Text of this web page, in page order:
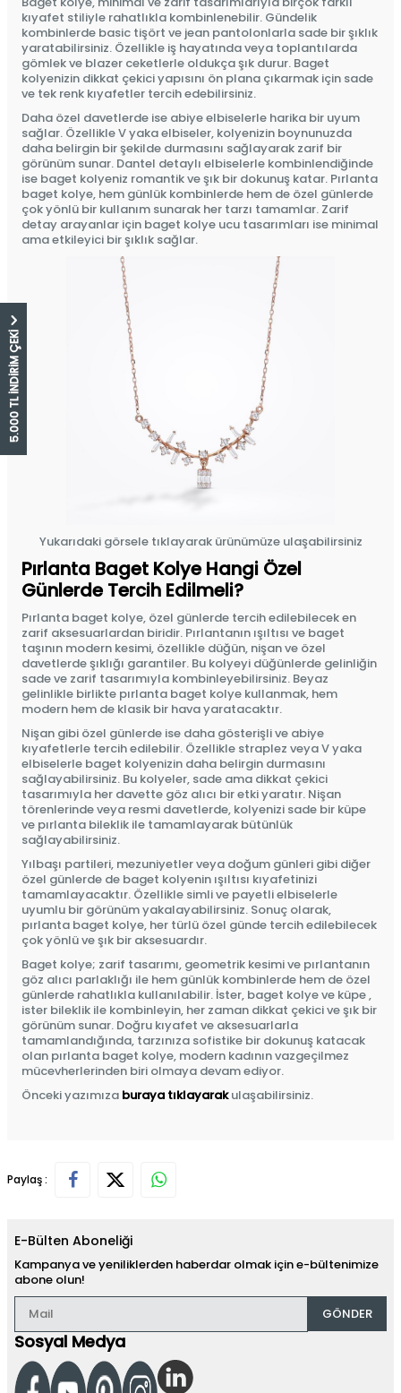
5.000 TL İNDİRİM ÇEKİ
kıyafet stiliyle rahatlıkla kombinlenebilir. Gündelik
kombinlerde basic tişört ve jean pantolonlarla sade bir şıklık
yaratabilirsiniz. Özellikle iş hayatında veya toplantılarda
gömlek ve blazer ceketlerle oldukça şık durur. Baget
kolyenizin dikkat çekici yapısını ön plana çıkarmak için sade
ve tek renk kıyafetler tercih edebilirsiniz.
Daha özel davetlerde ise abiye elbiselerle harika bir uyum
sağlar. Özellikle V yaka elbiseler, kolyenizin boynunuzda
daha belirgin bir şekilde durmasını sağlayarak zarif bir
görünüm sunar. Dantel detaylı elbiselerle kombinlendiğinde
ise baget kolyeniz romantik ve şık bir dokunuş katar. Pırlanta
baget kolye, hem günlük kombinlerde hem de özel günlerde
çok yönlü bir kullanım sunarak her tarzı tamamlar. Zarif
detay arayanlar için baget kolye ucu tasarımları ise minimal
ama etkileyici bir şıklık sağlar.
Yukarıdaki görsele tıklayarak ürünümüze ulaşabilirsiniz
Pırlanta Baget Kolye Hangi Özel
Günlerde Tercih Edilmeli?
Pırlanta baget kolye, özel günlerde tercih edilebilecek en
zarif aksesuarlardan biridir. Pırlantanın ışıltısı ve baget
taşının modern kesimi, özellikle düğün, nişan ve özel
davetlerde şıklığı garantiler. Bu kolyeyi düğünlerde gelinliğin
sade ve zarif tasarımıyla kombinleyebilirsiniz. Beyaz
gelinlikle birlikte pırlanta baget kolye kullanmak, hem
modern hem de klasik bir hava yaratacaktır.
Nişan gibi özel günlerde ise daha gösterişli ve abiye
kıyafetlerle tercih edilebilir. Özellikle straplez veya V yaka
elbiselerle baget kolyenizin daha belirgin durmasını
sağlayabilirsiniz. Bu kolyeler, sade ama dikkat çekici
tasarımıyla her davette göz alıcı bir etki yaratır. Nişan
törenlerinde veya resmi davetlerde, kolyenizi sade bir küpe
ve pırlanta bileklik ile tamamlayarak bütünlük
sağlayabilirsiniz.
Yılbaşı partileri, mezuniyetler veya doğum günleri gibi diğer
özel günlerde de baget kolyenin ışıltısı kıyafetinizi
tamamlayacaktır. Özellikle simli ve payetli elbiselerle
uyumlu bir görünüm yakalayabilirsiniz. Sonuç olarak,
pırlanta baget kolye, her türlü özel günde tercih edilebilecek
çok yönlü ve şık bir aksesuardır.
Baget kolye; zarif tasarımı, geometrik kesimi ve pırlantanın
göz alıcı parlaklığı ile hem günlük kombinlerde hem de özel
günlerde rahatlıkla kullanılabilir. İster, baget kolye ve küpe ,
ister bileklik ile kombinleyin, her zaman dikkat çekici ve şık bir
görünüm sunar. Doğru kıyafet ve aksesuarlarla
tamamlandığında, tarzınıza sofistike bir dokunuş katacak
olan pırlanta baget kolye, modern kadının vazgeçilmez
mücevherlerinden biri olmaya devam ediyor.
Önceki yazımıza buraya tıklayarakulaşabilirsiniz.
Paylaş :
E-Bülten Aboneliği
Kampanya ve yeniliklerden haberdar olmak için e-bültenimize
abone olun!
GÖNDER
Sosyal Medya